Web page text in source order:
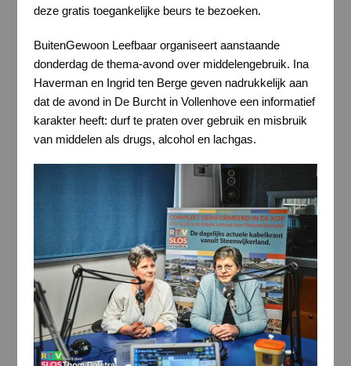
deze gratis toegankelijke beurs te bezoeken.
BuitenGewoon Leefbaar organiseert aanstaande
donderdag de thema-avond over middelengebruik. Ina
Haverman en Ingrid ten Berge geven nadrukkelijk aan
dat de avond in De Burcht in Vollenhove een informatief
karakter heeft: durf te praten over gebruik en misbruik
van middelen als drugs, alcohol en lachgas.